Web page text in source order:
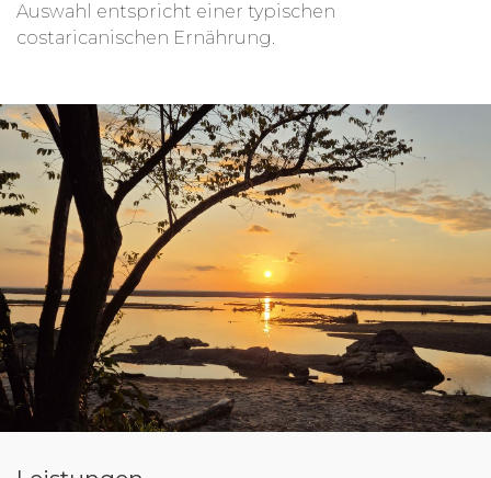
Auswahl entspricht einer typischen
costaricanischen Ernährung.